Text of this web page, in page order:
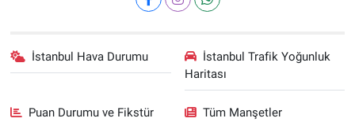
İstanbul Hava Durumu
İstanbul Trafik Yoğunluk
Haritası
Puan Durumu ve Fikstür Tüm Manşetler